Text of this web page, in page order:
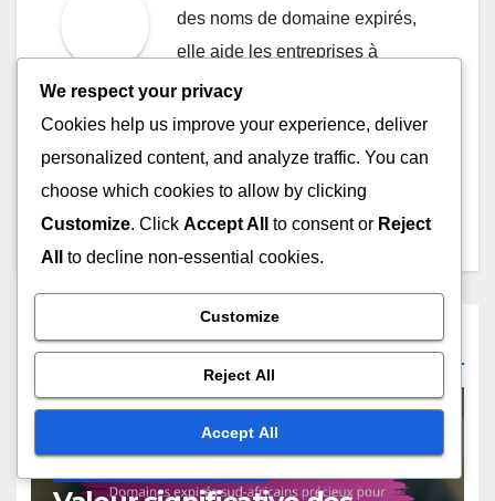
des noms de domaine expirés,
elle aide les entreprises à
récupérer leur présence en ligne
et à prospérer dans le paysage
numérique. Lorsqu'elle n'explore
pas le web, Livia aime la
randonnée et la photographie.
Related Post
We respect your privacy
Cookies help us improve your experience, deliver
personalized content, and analyze traffic. You can
choose which cookies to allow by clicking
Customize. Click Accept All to consent or Reject
All
to decline non-essential cookies.
Customize
Reject All
Accept All